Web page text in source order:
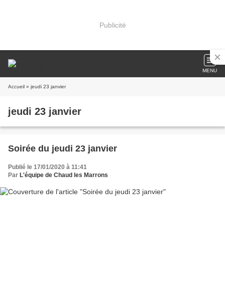
Publicité
MENU
Accueil » jeudi 23 janvier
jeudi 23 janvier
Soirée du jeudi 23 janvier
Publié le 17/01/2020 à 11:41
Par L'équipe de Chaud les Marrons